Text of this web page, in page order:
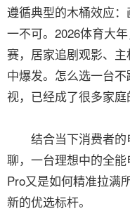
遵循典型的木桶效应
一不可。2026体育大
赛，居家追剧观影、
中爆发。怎么选一台
视，已经成了很多家庭
结合当下消费者的
聊，一台理想中的全
Pro又是如何精准拉满
新的优选标杆。